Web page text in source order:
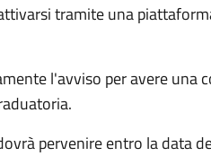
tramite una
l'avviso per avere una
pervenire entro la data